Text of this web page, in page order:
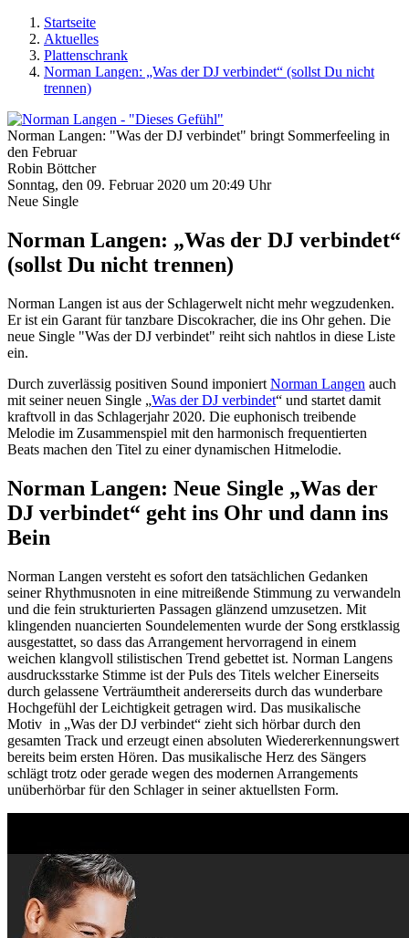
Startseite
Aktuelles
Plattenschrank
Norman Langen: „Was der DJ verbindet“ (sollst Du nicht
trennen)
Norman Langen: "Was der DJ verbindet" bringt Sommerfeeling in
den Februar
Robin Böttcher
Sonntag, den 09. Februar 2020 um 20:49 Uhr
Neue Single
Norman Langen: „Was der DJ verbindet“
(sollst Du nicht trennen)
Norman Langen ist aus der Schlagerwelt nicht mehr wegzudenken.
Er ist ein Garant für tanzbare Discokracher, die ins Ohr gehen. Die
neue Single "Was der DJ verbindet" reiht sich nahtlos in diese Liste
ein.
Durch zuverlässig positiven Sound imponiert Norman Langen auch
mit seiner neuen Single „Was der DJ verbindet“ und startet damit
kraftvoll in das Schlagerjahr 2020. Die euphonisch treibende
Melodie im Zusammenspiel mit den harmonisch frequentierten
Beats machen den Titel zu einer dynamischen Hitmelodie.
Norman Langen: Neue Single „Was der
DJ verbindet“ geht ins Ohr und dann ins
Bein
Norman Langen versteht es sofort den tatsächlichen Gedanken
seiner Rhythmusnoten in eine mitreißende Stimmung zu verwandeln
und die fein strukturierten Passagen glänzend umzusetzen. Mit
klingenden nuancierten Soundelementen wurde der Song erstklassig
ausgestattet, so dass das Arrangement hervorragend in einem
weichen klangvoll stilistischen Trend gebettet ist. Norman Langens
ausdrucksstarke Stimme ist der Puls des Titels welcher Einerseits
durch gelassene Verträumtheit andererseits durch das wunderbare
Hochgefühl der Leichtigkeit getragen wird. Das musikalische
Motiv in „Was der DJ verbindet“ zieht sich hörbar durch den
gesamten Track und erzeugt einen absoluten Wiedererkennungswert
bereits beim ersten Hören. Das musikalische Herz des Sängers
schlägt trotz oder gerade wegen des modernen Arrangements
unüberhörbar für den Schlager in seiner aktuellsten Form.